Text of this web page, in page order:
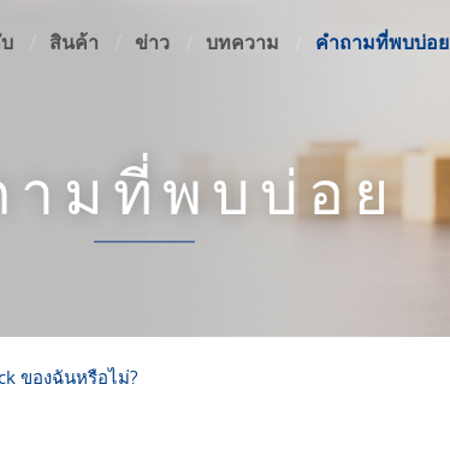
สินค้า ข่าว บทความ คำถามที่พบบ่อย
ามที่พบบ่อย
ของฉันหรือไม่?